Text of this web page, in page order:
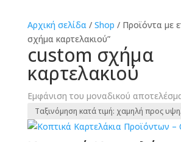
Αρχική σελίδα/ Shop / Προϊόντα με
σχήμα καρτελακιού”
custom σχήμα
καρτελακιού
Εμφάνιση του μοναδικού